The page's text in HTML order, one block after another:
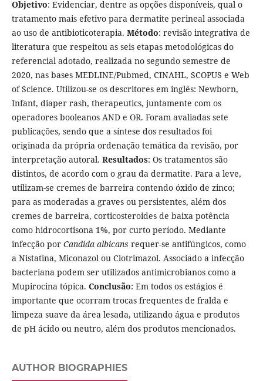
Objetivo: Evidenciar, dentre as opções disponíveis, qual o
tratamento mais efetivo para dermatite perineal associada
ao uso de antibioticoterapia. Método: revisão integrativa de
literatura que respeitou as seis etapas metodológicas do
referencial adotado, realizada no segundo semestre de
2020, nas bases MEDLINE/Pubmed, CINAHL, SCOPUS e Web
of Science. Utilizou-se os descritores em inglês: Newborn,
Infant, diaper rash, therapeutics, juntamente com os
operadores booleanos AND e OR. Foram avaliadas sete
publicações, sendo que a síntese dos resultados foi
originada da própria ordenação temática da revisão, por
interpretação autoral. Resultados: Os tratamentos são
distintos, de acordo com o grau da dermatite. Para a leve,
utilizam-se cremes de barreira contendo óxido de zinco;
para as moderadas a graves ou persistentes, além dos
cremes de barreira, corticosteroides de baixa potência
como hidrocortisona 1%, por curto período. Mediante
infecção por Candida albicans requer-se antifúngicos, como
a Nistatina, Miconazol ou Clotrimazol. Associado a infecção
bacteriana podem ser utilizados antimicrobianos como a
Mupirocina tópica. Conclusão: Em todos os estágios é
importante que ocorram trocas frequentes de fralda e
limpeza suave da área lesada, utilizando água e produtos
de pH ácido ou neutro, além dos produtos mencionados.
AUTHOR BIOGRAPHIES